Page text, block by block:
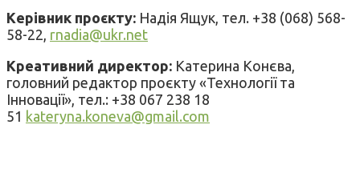
Керівник проєкту: Надія Ящук, тел. +38 (068) 568-
58-22, rnadia@ukr.net
Креативний директор: Катерина Конєва,
головний редактор проєкту «Технології та
Інновації», тел.: +38 067 238 18
51 kateryna.koneva@gmail.com